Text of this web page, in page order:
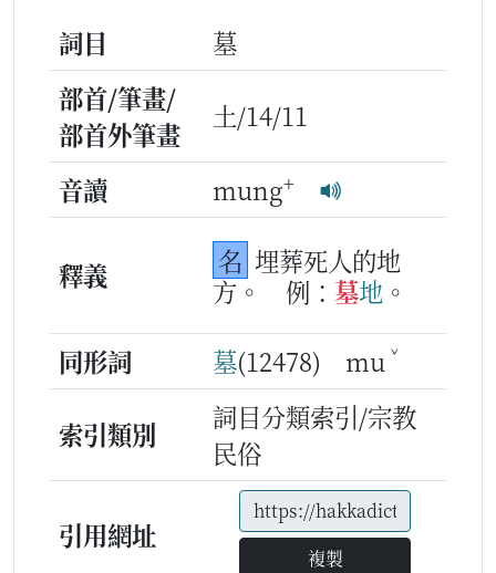
詞目
墓
部首/筆畫/
部首外筆畫
土/14/11
音讀 mung+
釋義 名 埋葬死人的地
方。
例： 墓地 。
同形詞
墓(12478) mu ˇ
索引類別
詞目分類索引/宗教
民俗
引用網址
複製